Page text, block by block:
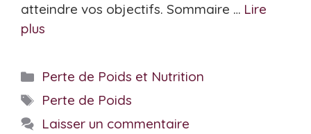
atteindre vos objectifs. Sommaire … Lire
plus
Catégories
Perte de Poids et Nutrition
Étiquettes
Perte de Poids
Laisser un commentaire